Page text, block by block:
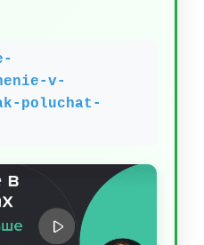
v-
poluchat-